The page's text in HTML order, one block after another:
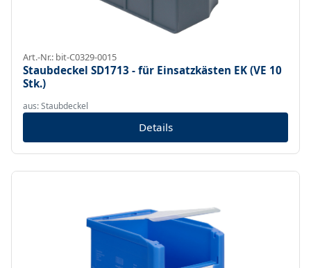
Art.-Nr.: bit-C0329-0015
Staubdeckel SD1713 - für Einsatzkästen EK (VE 10
Stk.)
aus: Staubdeckel
Details